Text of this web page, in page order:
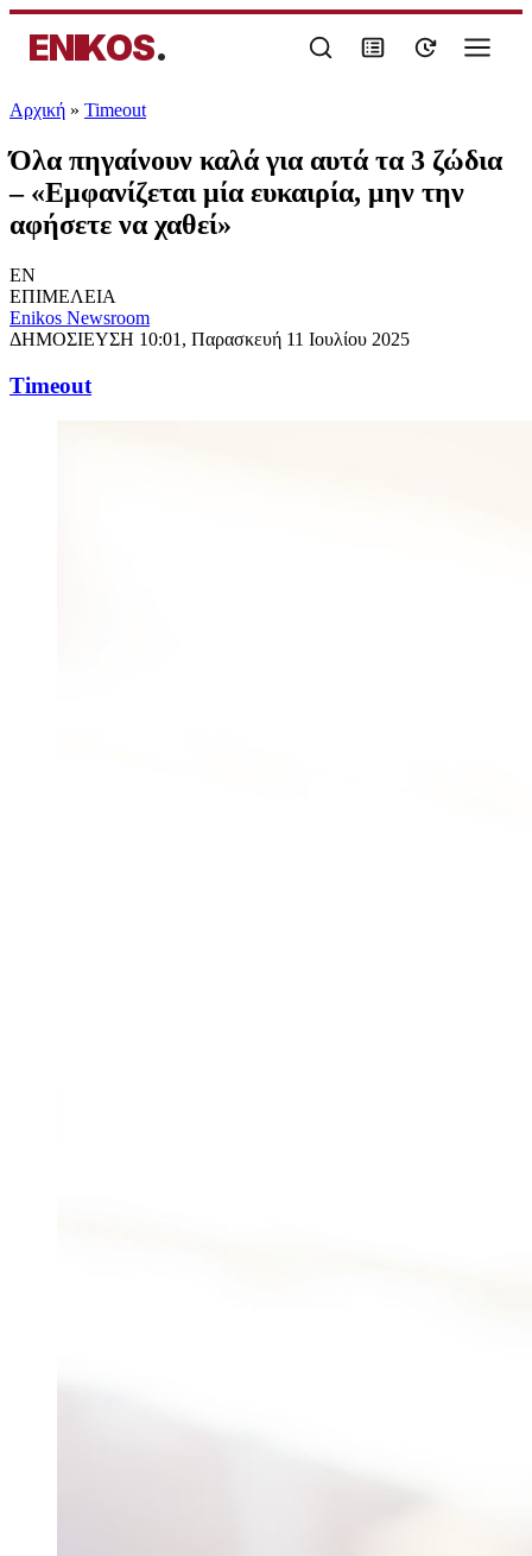
ENIKOS.
Αρχική » Timeout
Όλα πηγαίνουν καλά για αυτά τα 3 ζώδια
– «Εμφανίζεται μία ευκαιρία, μην την
αφήσετε να χαθεί»
EN
ΕΠΙΜΕΛΕΙΑ
Enikos Newsroom
ΔΗΜΟΣΙΕΥΣΗ 10:01, Παρασκευή 11 Ιουλίου 2025
Timeout